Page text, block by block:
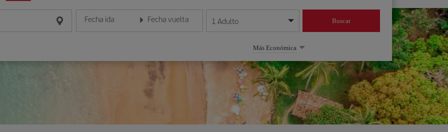
Fecha ida
Introduce la fecha en formato día/mes/año
Fecha vuelta
Introduce la fecha en formato día/mes/año
1 Adulto Buscar
Más Económica